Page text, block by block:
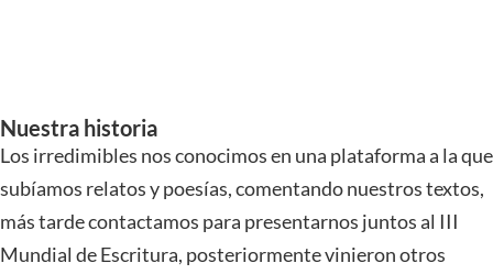
Nuestra historia
Los irredimibles nos conocimos en una plataforma a la que
subíamos relatos y poesías, comentando nuestros textos,
más tarde contactamos para presentarnos juntos al III
Mundial de Escritura, posteriormente vinieron otros